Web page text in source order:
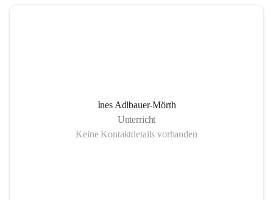
Ines Adlbauer-Mörth
Unterricht
Keine Kontaktdetails vorhanden